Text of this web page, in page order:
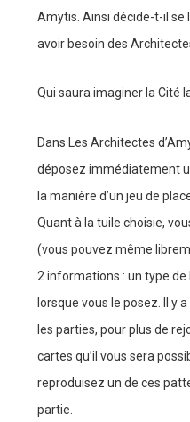
Amytis. Ainsi décide-t-il se
avoir besoin des
Qui saura imaginer la Cité
Dans Les Architectes
déposez immédiatement
la manière d’un jeu de
Quant à la tuile choisie,
(vous pouvez même
2 informations : un type
lorsque vous le posez. Il y
les parties, pour plus de
cartes qu’il vous sera
reproduisez un de ces
partie.